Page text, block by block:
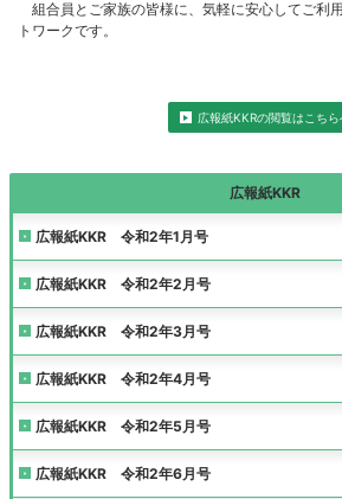
広報紙KKR
広報紙KKR 令和2年1月号
広報紙KKR 令和2年2月号
広報紙KKR 令和2年3月号
広報紙KKR 令和2年4月号
広報紙KKR 令和2年5月号
広報紙KKR 令和2年6月号
組合員とご家族の皆様に、気軽に安心してご利
トワークです。
広報紙KKRの閲覧はこちら